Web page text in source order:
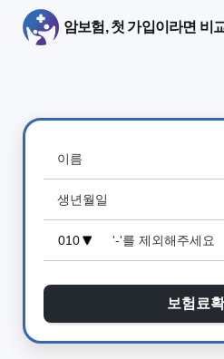
암보험, 첫 가입이라면 비
보험료